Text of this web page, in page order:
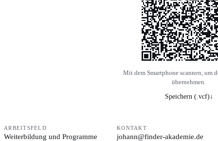
Mit dem Smartphone scannen, um
übernehmen.
Speichern (.vcf)↓
ARBEITSFELD
Weiterbildung und Programme
KONTAKT
johann@finder-akademie.de